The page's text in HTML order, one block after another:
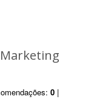
0 |